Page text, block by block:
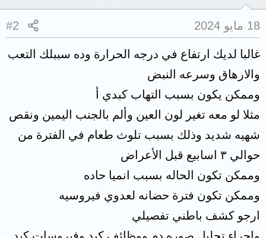
18 مايو 2024 #2
غالبا لديك ارتفاع في درجه الحرارة وده سببلك التعب
والارهاق وسرعه النبض
وممكن يكون بسبب التهاب كبدي أ
مثلا لو معه تغير لون العين وألم بالجنب اليمين ونقص
شهيه شديد وذلك بسبب تلوث طعام في الفترة من
حوالي ٣ اسابيع قبل الأعراض
وممكن تكون الحاله بسبب انميا حاده
وممكن تكون فترة حضانه لعدوي فيروسيه
ارجو كشف باطني تفصيلي